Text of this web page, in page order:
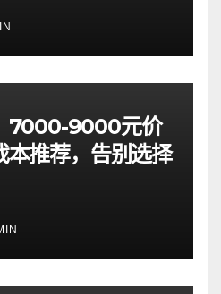
7000-9000元价
本推荐，告别选择